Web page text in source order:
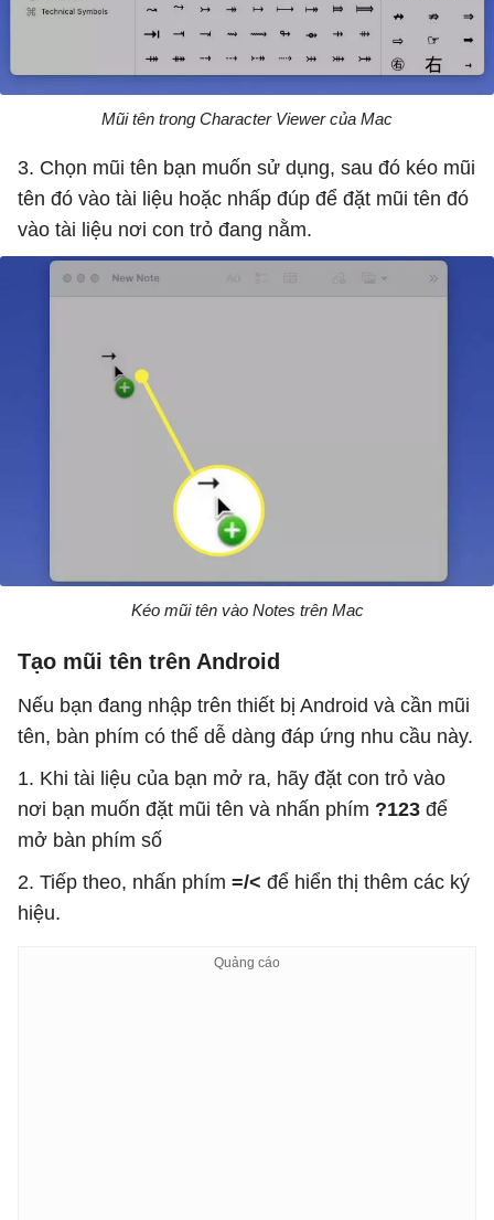
Mũi tên trong Character Viewer của Mac
3. Chọn mũi tên bạn muốn sử dụng, sau đó kéo mũi
tên đó vào tài liệu hoặc nhấp đúp để đặt mũi tên đó
vào tài liệu nơi con trỏ đang nằm.
Kéo mũi tên vào Notes trên Mac
Tạo mũi tên trên Android
Nếu bạn đang nhập trên thiết bị Android và cần mũi
tên, bàn phím có thể dễ dàng đáp ứng nhu cầu này.
1. Khi tài liệu của bạn mở ra, hãy đặt con trỏ vào
nơi bạn muốn đặt mũi tên và nhấn phím ?123 để
mở bàn phím số
2. Tiếp theo, nhấn phím =/< để hiển thị thêm các ký
hiệu.